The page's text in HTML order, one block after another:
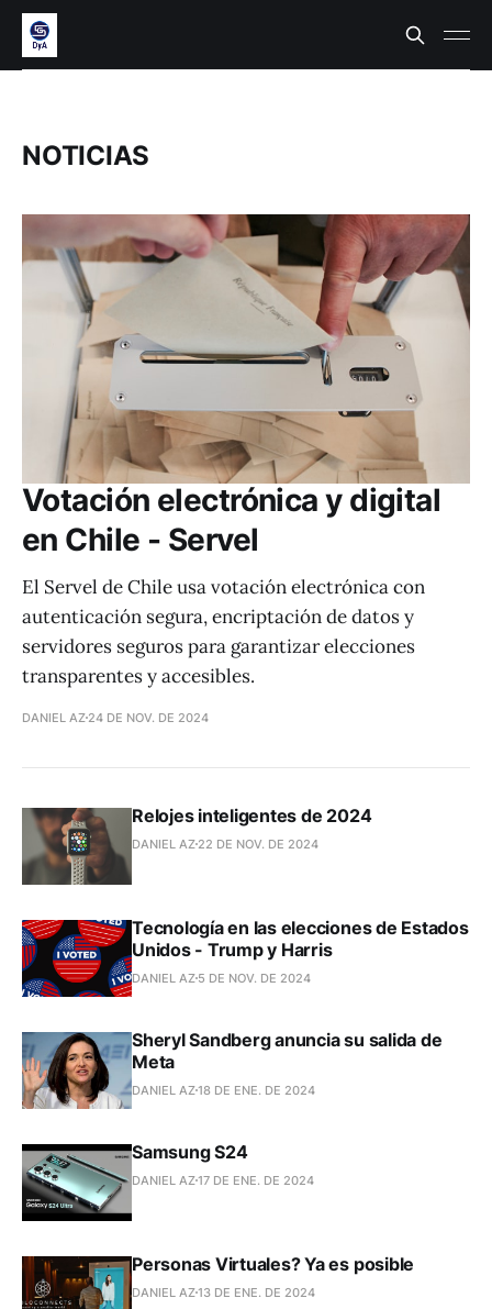
NOTICIAS
Votación electrónica y digital
en Chile - Servel
El Servel de Chile usa votación electrónica con
autenticación segura, encriptación de datos y
servidores seguros para garantizar elecciones
transparentes y accesibles.
DANIEL AZ 24 DE NOV. DE 2024
Relojes inteligentes de 2024
DANIEL AZ 22 DE NOV. DE 2024
Tecnología en las elecciones de Estados
Unidos - Trump y Harris
DANIEL AZ 5 DE NOV. DE 2024
Sheryl Sandberg anuncia su salida de
Meta
DANIEL AZ18 DE ENE. DE 2024
Samsung S24
DANIEL AZ17 DE ENE. DE 2024
Personas Virtuales? Ya es posible
DANIEL AZ13 DE ENE. DE 2024